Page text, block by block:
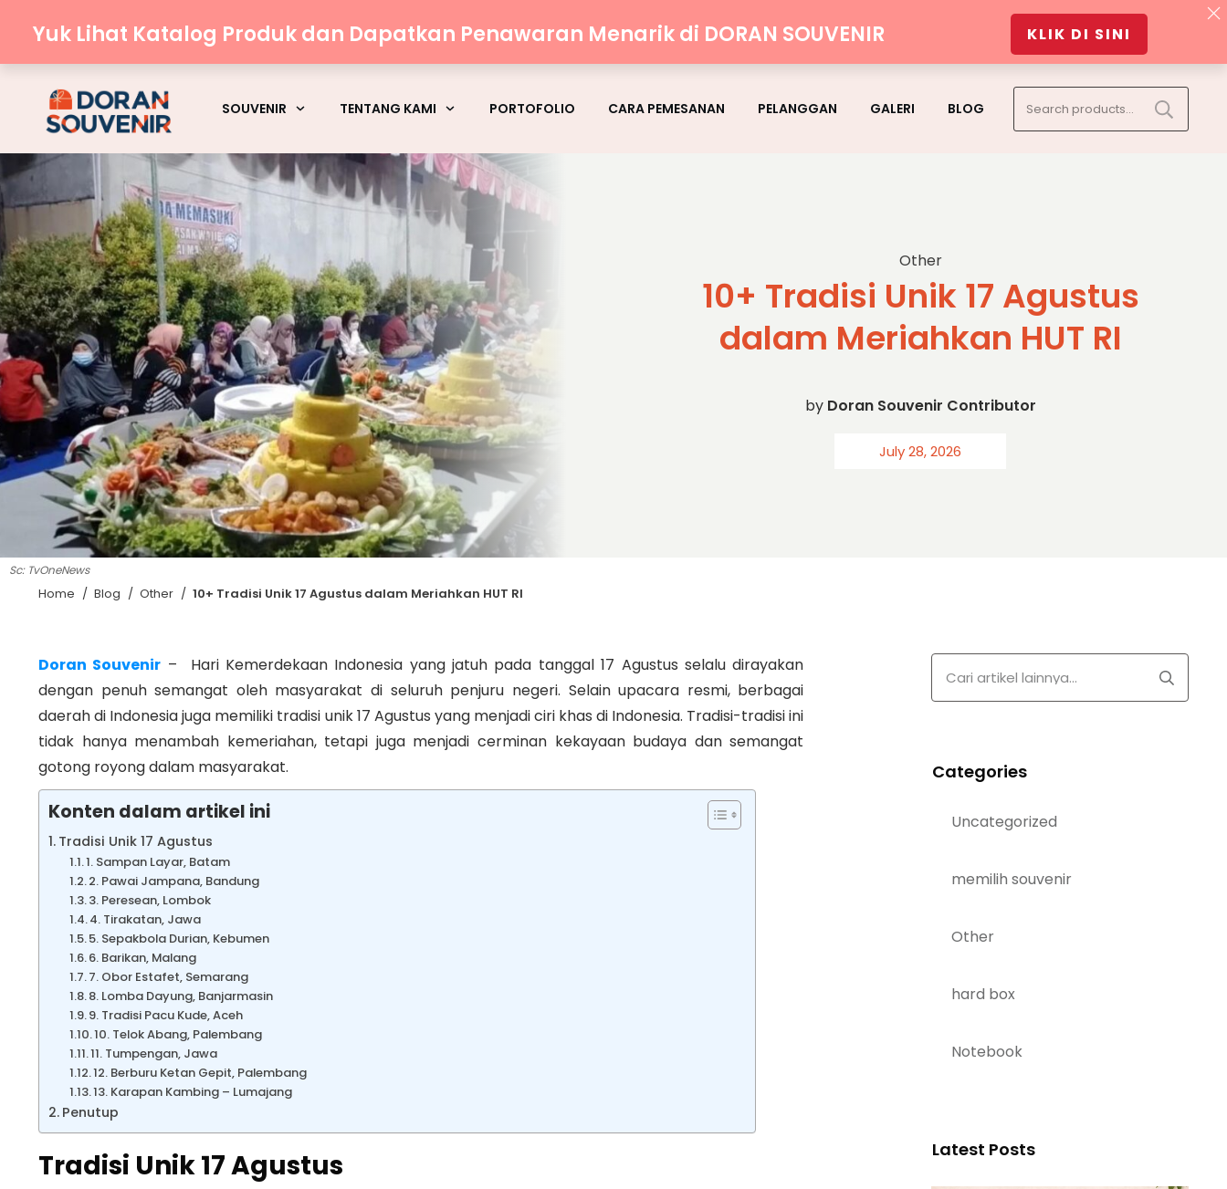
SOUVENIR TENTANG KAMI PORTOFOLIO CARA PEMESANAN PELANGGAN GALERI BLOG
for:
Sc: TvOneNews
Other
10+ Tradisi Unik 17 Agustus
dalam Meriahkan HUT RI
by Doran Souvenir Contributor
July 28, 2026
Home / Blog / Other / 10+ Tradisi Unik 17 Agustus dalam Meriahkan HUT RI
Doran Souvenir – Hari Kemerdekaan Indonesia yang jatuh pada tanggal 17 Agustus selalu dirayakan
dengan penuh semangat oleh masyarakat di seluruh penjuru negeri. Selain upacara resmi, berbagai
daerah di Indonesia juga memiliki tradisi unik 17 Agustus yang menjadi ciri khas di Indonesia. Tradisi-tradisi ini
tidak hanya menambah kemeriahan, tetapi juga menjadi cerminan kekayaan budaya dan semangat
gotong royong dalam masyarakat.
Konten dalam artikel ini
Tradisi Unik 17 Agustus
1. Sampan Layar, Batam
2. Pawai Jampana, Bandung
3. Peresean, Lombok
4. Tirakatan, Jawa
5. Sepakbola Durian, Kebumen
6. Barikan, Malang
7. Obor Estafet, Semarang
8. Lomba Dayung, Banjarmasin
9. Tradisi Pacu Kude, Aceh
10. Telok Abang, Palembang
11. Tumpengan, Jawa
12. Berburu Ketan Gepit, Palembang
13. Karapan Kambing – Lumajang
Penutup
Tradisi Unik 17 Agustus
Categories
Uncategorized
memilih souvenir
Other
hard box
Notebook
Latest Posts
Yuk Lihat Katalog Produk dan Dapatkan Penawaran Menarik di DORAN SOUVENIR KLIK DI SINI